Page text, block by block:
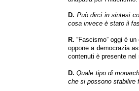
D. Può dirci in sintesi
cosa invece è stato il
R. “Fascismo” oggi è
oppone a democrazia
contenuti è presente
D. Quale tipo di
che si possono stabilire